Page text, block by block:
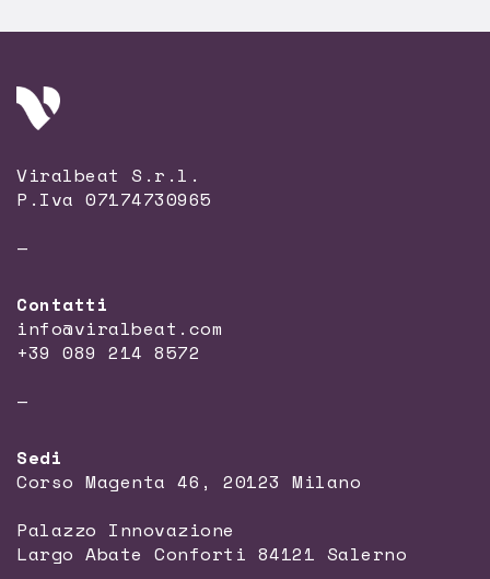
Viralbeat S.r.l.
P.Iva 07174730965
—
Contatti
info@viralbeat.com
+39 089 214 8572
—
Sedi
Corso Magenta 46, 20123 Milano
Palazzo Innovazione
Largo Abate Conforti 84121 Salerno